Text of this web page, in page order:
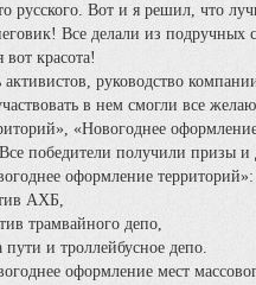
то русского. Вот и я решил, что
Все делали из подручных
вот красота!
руководство
в нем смогли все
«Новогоднее
победители получили призы
оформление территорий»:
АХБ,
трамвайного депо,
пути и троллейбусное депо.
оформление мест